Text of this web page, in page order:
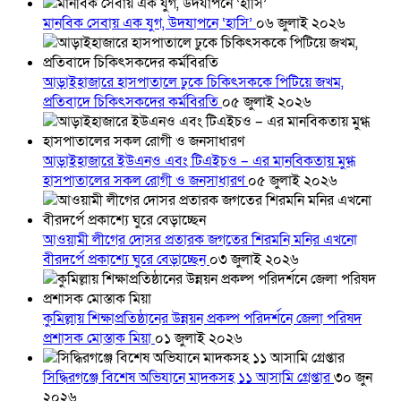
মানবিক সেবায় এক যুগ, উদযাপনে ‘হাসি’ ০৬ জুলাই ২০২৬
আড়াইহাজারে হাসপাতালে ঢুকে চিকিৎসককে পিটিয়ে জখম,
প্রতিবাদে চিকিৎসকদের কর্মবিরতি ০৫ জুলাই ২০২৬
আড়াইহাজারে ইউএনও এবং টিএইচও – এর মানবিকতায় মুগ্ধ
হাসপাতালের সকল রোগী ও জনসাধারণ০৫ জুলাই ২০২৬
আওয়ামী লীগের দোসর প্রতারক জগতের শিরমনি মনির এখনো
বীরদর্পে প্রকাশ্যে ঘুরে বেড়াচ্ছেন০৩ জুলাই ২০২৬
কুমিল্লায় শিক্ষাপ্রতিষ্ঠানের উন্নয়ন প্রকল্প পরিদর্শনে জেলা পরিষদ
প্রশাসক মোস্তাক মিয়া ০১ জুলাই ২০২৬
সিদ্ধিরগঞ্জে বিশেষ অভিযানে মাদকসহ ১১ আসামি গ্রেপ্তার৩০ জুন